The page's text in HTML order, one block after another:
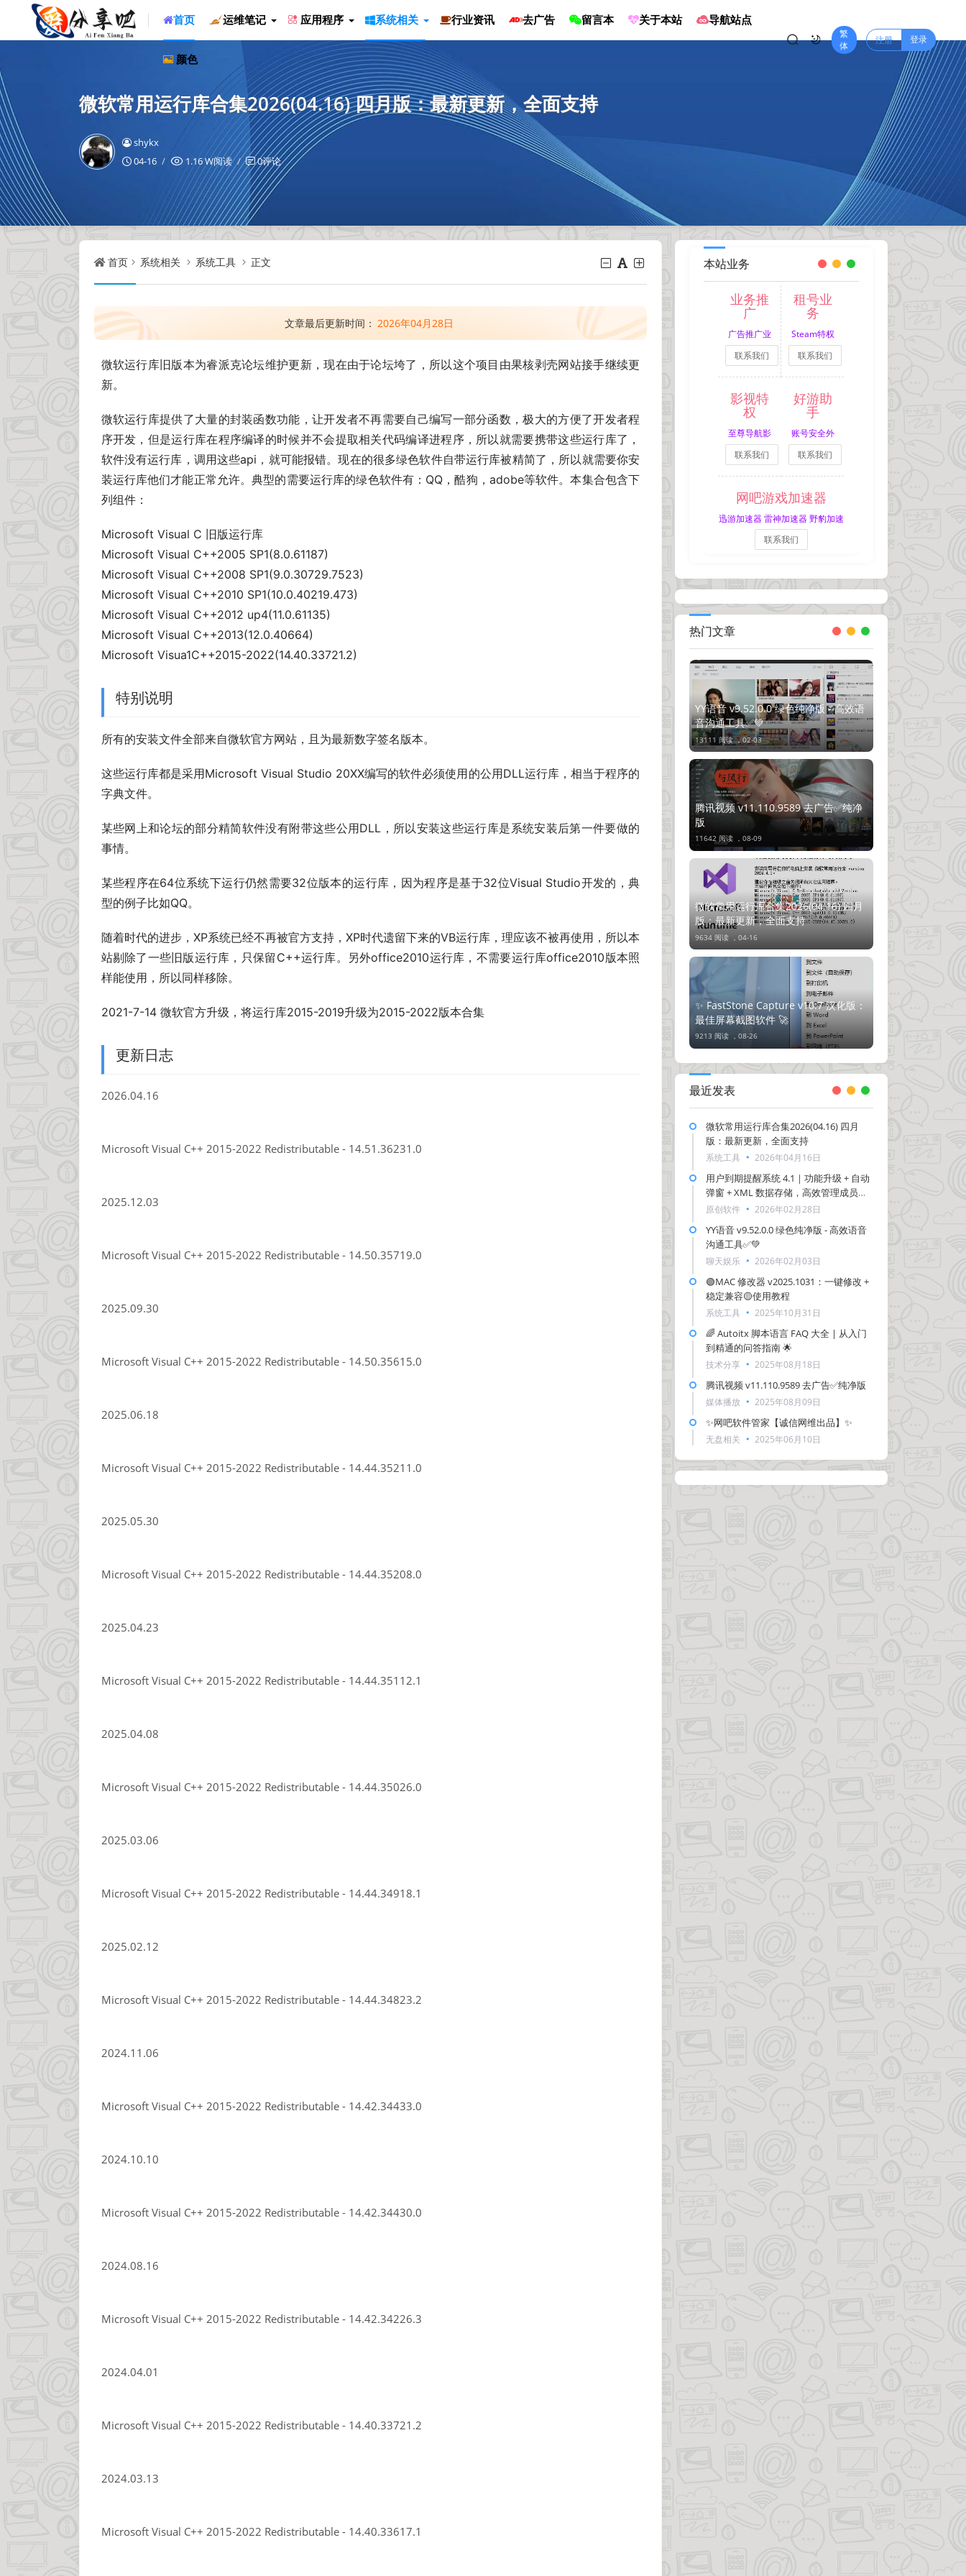
首页 运维笔记 应用程序 系统相关 行业资讯 去广告 留言本 关于本站 导航站点
颜色
繁
体
注册 登录
微软常用运行库合集2026(04.16) 四月版：最新更新，全面支持
shykx
04-16
1.16 W阅读 0评论
首页 系统相关 系统工具 正文
文章最后更新时间： 2026年04月28日
微软运行库旧版本为睿派克论坛维护更新，现在由于论坛垮了，所以这个项目由果核剥壳网站接手继续更
新。
微软运行库提供了大量的封装函数功能，让开发者不再需要自己编写一部分函数，极大的方便了开发者程
序开发，但是运行库在程序编译的时候并不会提取相关代码编译进程序，所以就需要携带这些运行库了，
软件没有运行库，调用这些api，就可能报错。现在的很多绿色软件自带运行库被精简了，所以就需要你安
装运行库他们才能正常允许。典型的需要运行库的绿色软件有：QQ，酷狗，adobe等软件。本集合包含下
列组件：
Microsoft Visual C 旧版运行库
Microsoft Visual C++2005 SP1(8.0.61187)
Microsoft Visual C++2008 SP1(9.0.30729.7523)
Microsoft Visual C++2010 SP1(10.0.40219.473)
Microsoft Visual C++2012 up4(11.0.61135)
Microsoft Visual C++2013(12.0.40664)
Microsoft Visua1C++2015-2022(14.40.33721.2)
特别说明
所有的安装文件全部来自微软官方网站，且为最新数字签名版本。
这些运行库都是采用Microsoft Visual Studio 20XX编写的软件必须使用的公用DLL运行库，相当于程序的
字典文件。
某些网上和论坛的部分精简软件没有附带这些公用DLL，所以安装这些运行库是系统安装后第一件要做的
事情。
某些程序在64位系统下运行仍然需要32位版本的运行库，因为程序是基于32位Visual Studio开发的，典
型的例子比如QQ。
随着时代的进步，XP系统已经不再被官方支持，XP时代遗留下来的VB运行库，理应该不被再使用，所以本
站剔除了一些旧版运行库，只保留C++运行库。另外office2010运行库，不需要运行库office2010版本照
样能使用，所以同样移除。
2021-7-14 微软官方升级，将运行库2015-2019升级为2015-2022版本合集
更新日志
2026.04.16
Microsoft Visual C++ 2015-2022 Redistributable - 14.51.36231.0
2025.12.03
Microsoft Visual C++ 2015-2022 Redistributable - 14.50.35719.0
2025.09.30
Microsoft Visual C++ 2015-2022 Redistributable - 14.50.35615.0
2025.06.18
Microsoft Visual C++ 2015-2022 Redistributable - 14.44.35211.0
2025.05.30
Microsoft Visual C++ 2015-2022 Redistributable - 14.44.35208.0
2025.04.23
Microsoft Visual C++ 2015-2022 Redistributable - 14.44.35112.1
2025.04.08
Microsoft Visual C++ 2015-2022 Redistributable - 14.44.35026.0
2025.03.06
Microsoft Visual C++ 2015-2022 Redistributable - 14.44.34918.1
2025.02.12
Microsoft Visual C++ 2015-2022 Redistributable - 14.44.34823.2
2024.11.06
Microsoft Visual C++ 2015-2022 Redistributable - 14.42.34433.0
2024.10.10
Microsoft Visual C++ 2015-2022 Redistributable - 14.42.34430.0
2024.08.16
Microsoft Visual C++ 2015-2022 Redistributable - 14.42.34226.3
2024.04.01
Microsoft Visual C++ 2015-2022 Redistributable - 14.40.33721.2
2024.03.13
Microsoft Visual C++ 2015-2022 Redistributable - 14.40.33617.1
本站业务
业务推
广
广告推广业
务
联系我们
租号业
务
Steam特权
网吧租号
联系我们
影视特
权
至尊导航影
视特权
联系我们
好游助
手
账号安全外
挂拦截
联系我们
网吧游戏加速器
迅游加速器 雷神加速器 野豹加速
器
联系我们
热门文章
YY语音 v9.52.0.0 绿色纯净版 - 高效语
音沟通工具✅💚
13111 阅读 ，02-03
腾讯视频 v11.110.9589 去广告✅纯净
版
11642 阅读 ， 08-09
微软常用运行库合集2026(04.16) 四月
版：最新更新，全面支持
9634 阅读 ， 04-16
✨ FastStone Capture v10.7 汉化版：
最佳屏幕截图软件 🚀
9213 阅读 ， 08-26
最近发表
微软常用运行库合集2026(04.16) 四月
版：最新更新，全面支持
系统工具 2026年04月16日
用户到期提醒系统 4.1｜功能升级 + 自动
弹窗 + XML 数据存储，高效管理成员到
期-新增邮箱提醒功能
原创软件 2026年02月28日
YY语音 v9.52.0.0 绿色纯净版 - 高效语音
沟通工具✅💚
聊天娱乐 2026年02月03日
🟢MAC 修改器 v2025.1031：一键修改 +
稳定兼容🟡使用教程
系统工具 2025年10月31日
🌈 Autoitx 脚本语言 FAQ 大全 | 从入门
到精通的问答指南 🌟
技术分享 2025年08月18日
腾讯视频 v11.110.9589 去广告✅纯净版
媒体播放 2025年08月09日
✨网吧软件管家【诚信网维出品】✨
无盘相关 2025年06月10日